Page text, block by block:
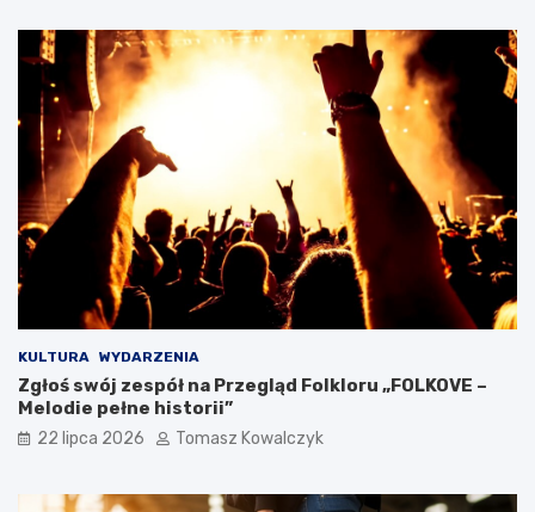
KULTURA WYDARZENIA
Zgłoś swój zespół na Przegląd Folkloru „FOLKOVE –
Melodie pełne historii”
22 lipca 2026 Tomasz Kowalczyk